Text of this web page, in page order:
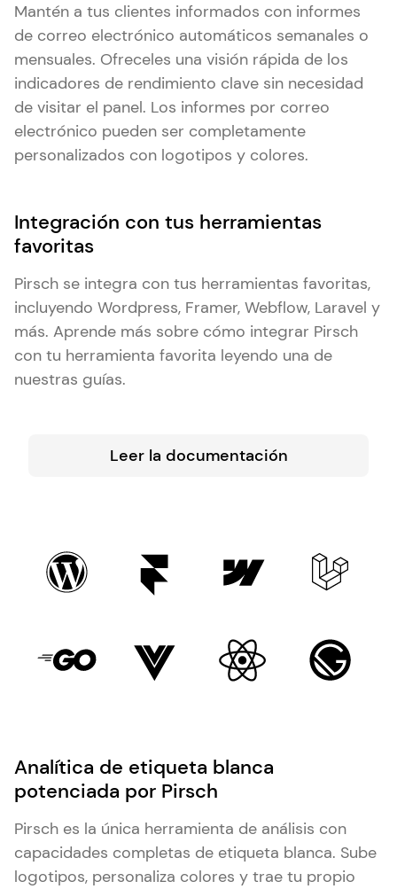
Mantén a tus clientes informados con informes
de correo electrónico automáticos semanales o
mensuales. Ofreceles una visión rápida de los
indicadores de rendimiento clave sin necesidad
de visitar el panel. Los informes por correo
electrónico pueden ser completamente
personalizados con logotipos y colores.
Integración con tus herramientas
favoritas
Pirsch se integra con tus herramientas favoritas,
incluyendo Wordpress, Framer, Webflow, Laravel y
más. Aprende más sobre cómo integrar Pirsch
con tu herramienta favorita leyendo una de
nuestras guías.
Leer la documentación
Analítica de etiqueta blanca
potenciada por Pirsch
Pirsch es la única herramienta de análisis con
capacidades completas de etiqueta blanca. Sube
logotipos, personaliza colores y trae tu propio